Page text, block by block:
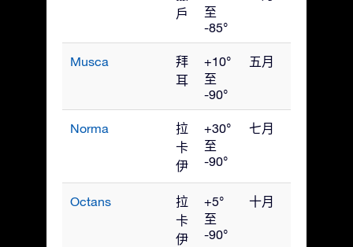
戶
至
-85°
Musca
拜
耳
+10°
至
-90°
五月
Norma
拉
卡
伊
+30°
至
-90°
七月
Octans
拉
卡
伊
+5°
至
-90°
十月